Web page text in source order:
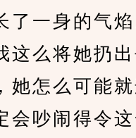
了一身的气
这么将她扔
她怎么可能
会吵闹得令